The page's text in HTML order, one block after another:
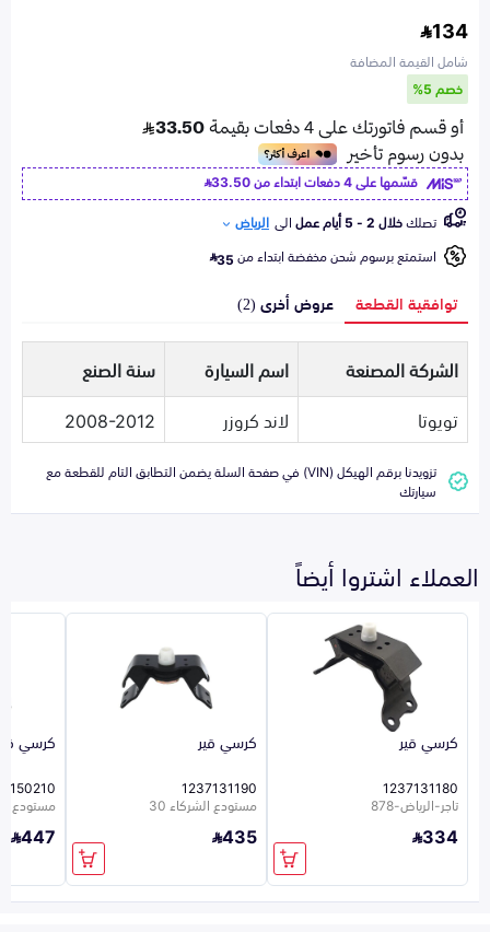
134
شامل القيمة المضافة
خصم 5%
قسّمها على 4 دفعات ابتداء من
33.50
تصلكخلال 2 - 5 أيام عمل الى الرياض
استمتع برسوم شحن مخفضة ابتداء من35
توافقية القطعة عروض أخرى (2)
الشركة المصنعة اسم السيارة
سنة الصنع
تويوتا
لاند كروزر 2008-2012
تزويدنا برقم الهيكل (VIN) في صفحة السلة يضمن التطابق التام للقطعة مع
سيارتك
العملاء اشتروا أيضاً
كرسي قير
1237131180
تاجر-الرياض-878
334
كرسي قير
1237131190
مستودع الشركاء 30
435
كرسي
مستودع
447